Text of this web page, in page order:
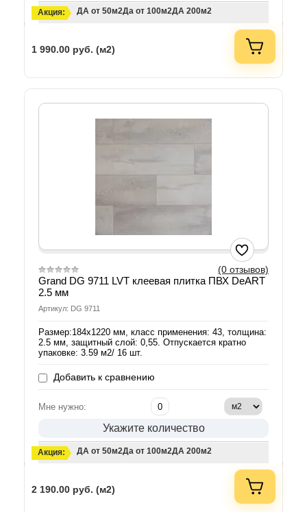
Акция: ДА от 50м2Да от 100м2ДА 200м2
1 990.00 руб. (м2)
(0 отзывов)
Grand DG 9711 LVT клеевая плитка ПВХ DeART
2.5 мм
Артикул: DG 9711
Размер:184х1220 мм, класс применения: 43, толщина:
2.5 мм, защитный слой: 0,55. Отпускается кратно
упаковке: 3.59 м2/ 16 шт.
Добавить к сравнению
Мне нужно:
Укажите количество
Акция: ДА от 50м2Да от 100м2ДА 200м2
2 190.00 руб. (м2)